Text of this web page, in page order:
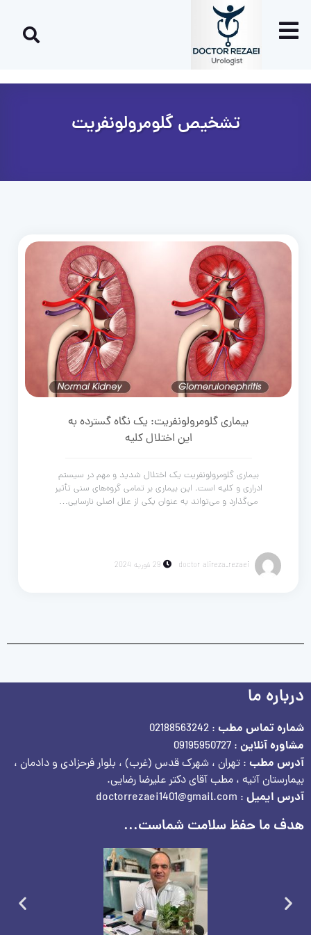
تشخیص گلومرولونفریت
بیماری گلومرولونفریت: یک نگاه گسترده به
این اختلال کلیه
بیماری گلومرولونفریت یک اختلال شدید و مهم در سیستم
ادراری و کلیه است. این بیماری بر تمامی گروه‌های سنی تأثیر
می‌گذارد و می‌تواند به عنوان یکی از علل اصلی نارسایی…
doctor alireza_rezaei 29 فوریه 2024
درباره ما
شماره تماس مطب : 02188563242
مشاوره آنلاین : 09195950727
آدرس مطب : تهران ، شهرک قدس (غرب) ، بلوار فرحزادی و دادمان ،
بیمارستان آتیه ، مطب آقای دکتر علیرضا رضایی.
آدرس ایمیل : doctorrezaei1401@gmail.com
هدف ما حفظ سلامت شماست...